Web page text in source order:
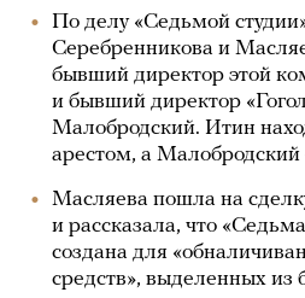
По делу «Седьмой
Серебренникова и
бывший директор этой
и бывший директор
Малобродский. Итин
арестом, а
Масляева пошла на
и рассказала, что
создана для
средств», выделенных из